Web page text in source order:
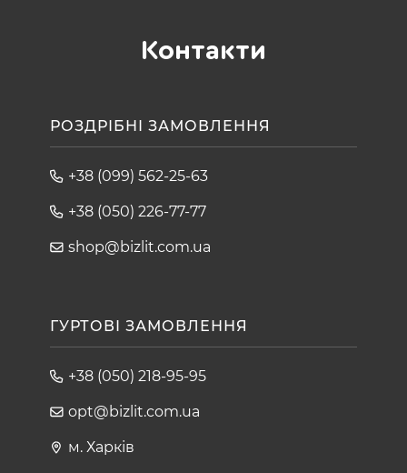
Контакти
РОЗДРІБНІ ЗАМОВЛЕННЯ
+38 (099) 562-25-63
+38 (050) 226-77-77
shop@bizlit.com.ua
ГУРТОВІ ЗАМОВЛЕННЯ
+38 (050) 218-95-95
opt@bizlit.com.ua
м. Харків